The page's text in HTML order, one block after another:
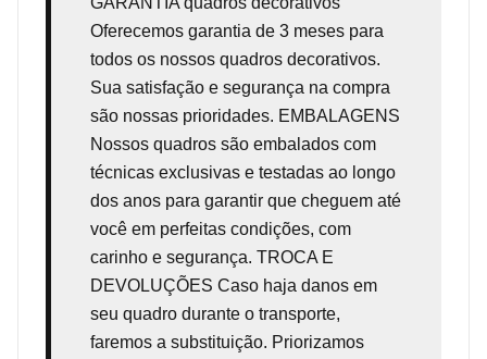
Oferecemos garantia de 3 meses para
todos os nossos quadros decorativos.
Sua satisfação e segurança na compra
são nossas prioridades. EMBALAGENS
Nossos quadros são embalados com
técnicas exclusivas e testadas ao longo
dos anos para garantir que cheguem até
você em perfeitas condições, com
carinho e segurança. TROCA E
DEVOLUÇÕES Caso haja danos em
seu quadro durante o transporte,
faremos a substituição. Priorizamos